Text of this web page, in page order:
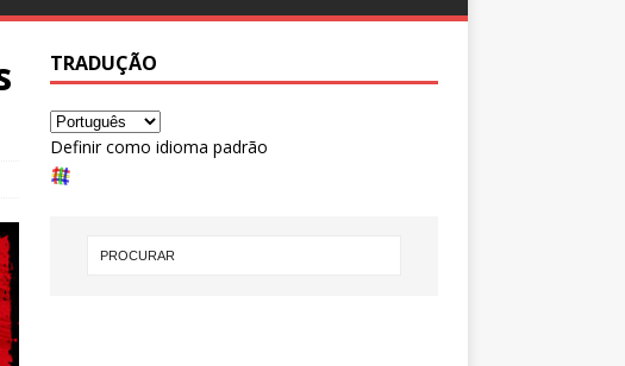
TRADUÇÃO
Definir como idioma padrão